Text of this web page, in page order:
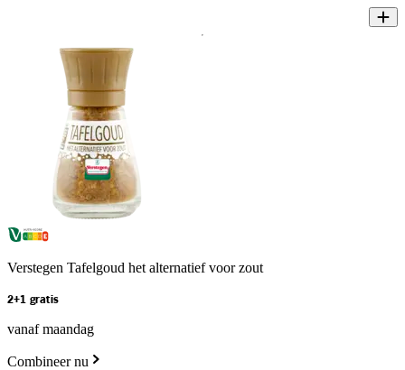
Verstegen Tafelgoud het alternatief voor zout
2+1 gratis
vanaf maandag
Combineer nu